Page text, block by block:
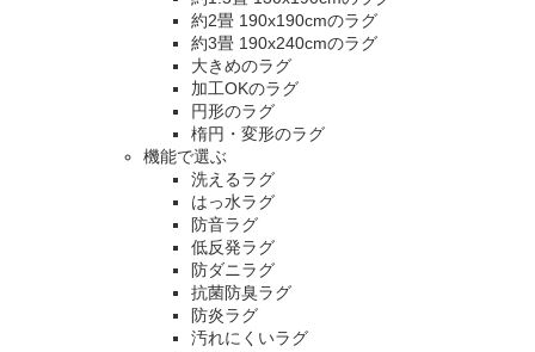
約2畳 190x190cmのラグ
約3畳 190x240cmのラグ
大きめのラグ
加工OKのラグ
円形のラグ
楕円・変形のラグ
機能で選ぶ
洗えるラグ
はっ水ラグ
防音ラグ
低反発ラグ
防ダニラグ
抗菌防臭ラグ
防炎ラグ
汚れにくいラグ